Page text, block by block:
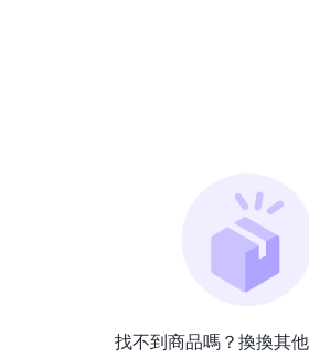
找不到商品嗎？換換其